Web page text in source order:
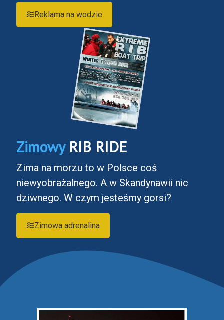
Reklama na wodzie
ZimowyRIB RIDE
Zima na morzu to w Polsce coś
niewyobrażalnego. A w Skandynawii nic
dziwnego. W czym jesteśmy gorsi?
Zimowa adrenalina